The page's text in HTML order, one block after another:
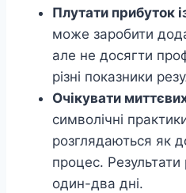
Плутати прибуток
може заробити
але не досягти
різні показники
Очікувати
символічні
розглядаються як
процес.
один-два дні.